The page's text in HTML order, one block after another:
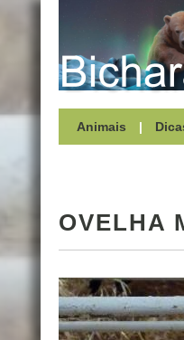
Animais |
OVELHA